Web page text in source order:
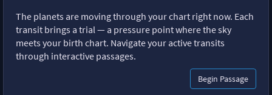
The planets are moving through your chart right now. Each
transit brings a trial — a pressure point where the sky
meets your birth chart. Navigate your active transits
through interactive passages.
Begin Passage